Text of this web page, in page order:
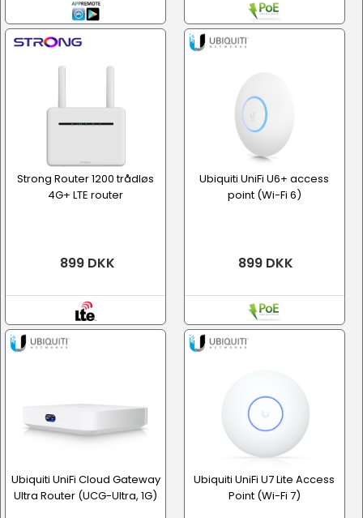
Strong Router 1200 trådløs
4G+ LTE router
899 DKK
Ubiquiti UniFi U6+ access
point (Wi-Fi 6)
899 DKK
Ubiquiti UniFi Cloud Gateway
Ultra Router (UCG-Ultra, 1G)
Ubiquiti UniFi U7 Lite Access
Point (Wi-Fi 7)